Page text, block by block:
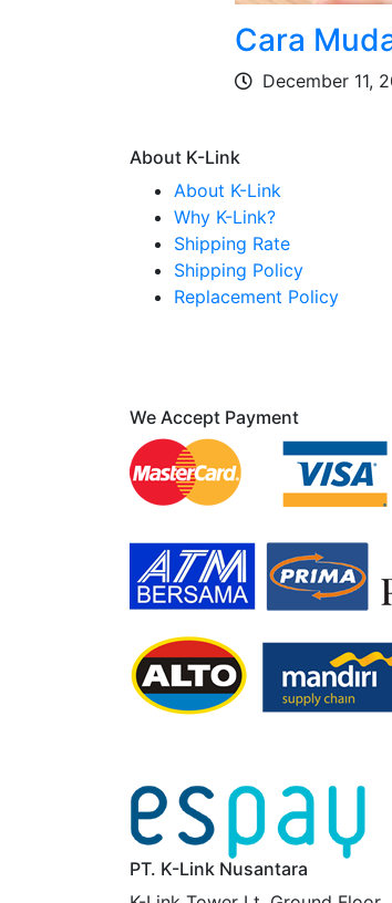
Cara
December 11,
About K-Link
About K-Link
Why K-Link?
Shipping Rate
Shipping Policy
Replacement Policy
We Accept Payment
PT. K-Link Nusantara